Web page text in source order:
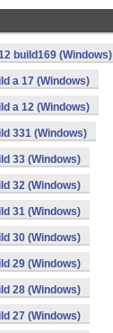
build169 (Windows)
a 17 (Windows)
a 12 (Windows)
331 (Windows)
33 (Windows)
32 (Windows)
31 (Windows)
30 (Windows)
29 (Windows)
28 (Windows)
27 (Windows)